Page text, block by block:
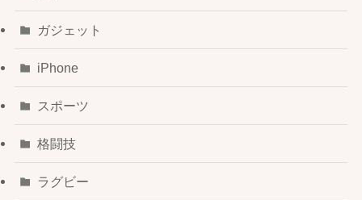
ガジェット
iPhone
スポーツ
格闘技
ラグビー